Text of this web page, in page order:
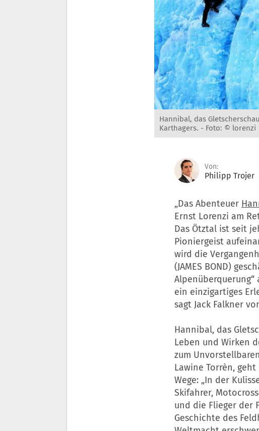
Hannibal, das
Karthagers. - Foto: © lorenzi
Von:
Philipp Trojer
„Das Abenteuer
Ernst Lorenzi am
Das Ötztal ist seit
Pioniergeist
wird die
(JAMES BOND)
ein einzigartiges
sagt Jack Falkner
Hannibal, das
Leben und Wirken
zum
Lawine Torrèn,
Wege: „In der
Skifahrer,
und die Flieger der
Geschichte des